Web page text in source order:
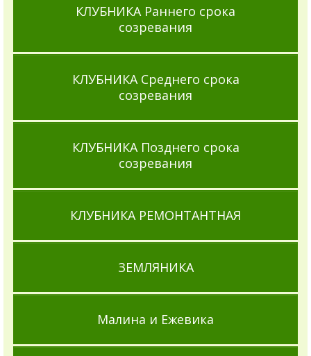
КЛУБНИКА Раннего срока
созревания
КЛУБНИКА Среднего срока
созревания
КЛУБНИКА Позднего срока
созревания
КЛУБНИКА РЕМОНТАНТНАЯ
ЗЕМЛЯНИКА
Малина и Ежевика